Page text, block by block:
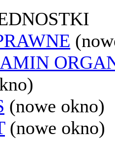
(nowe okno)
(nowe okno)